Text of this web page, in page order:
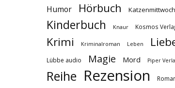
Humor Hörbuch Katzenmittwoch
Kinderbuch Knaur Kosmos
Krimi Kriminalroman Leben
Lübbe audio Magie Mord Piper
Reihe Rezension